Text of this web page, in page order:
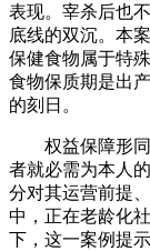
表现。宰杀后也
底线的双沉。本
保健食物属于特
食物保质期是出
的刻日。
权益保障形同
者就必需为本人
分对其运营前提
中，正在老龄化
下，这一案例提